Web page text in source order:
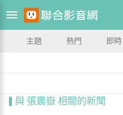
主題 熱門 即時
與 張震嶽 相關的新聞